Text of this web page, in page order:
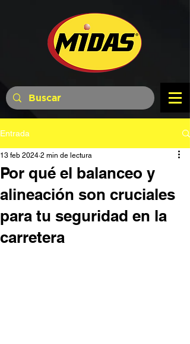
Entrada
Por qué el balanceo y
alineación son cruciales
para tu seguridad en la
carretera
13 feb 2024 2 min de lectura